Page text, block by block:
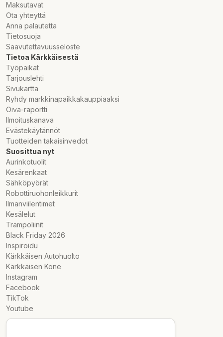
Maksutavat
Ota yhteyttä
Anna palautetta
Tietosuoja
Saavutettavuusseloste
Tietoa Kärkkäisestä
Työpaikat
Tarjouslehti
Sivukartta
Ryhdy markkinapaikkakauppiaaksi
Oiva-raportti
Ilmoituskanava
Evästekäytännöt
Tuotteiden takaisinvedot
Suosittua nyt
Aurinkotuolit
Kesärenkaat
Sähköpyörät
Robottiruohonleikkurit
Ilmanviilentimet
Kesälelut
Trampoliinit
Black Friday 2026
Inspiroidu
Kärkkäisen Autohuolto
Kärkkäisen Kone
Instagram
Facebook
TikTok
Youtube